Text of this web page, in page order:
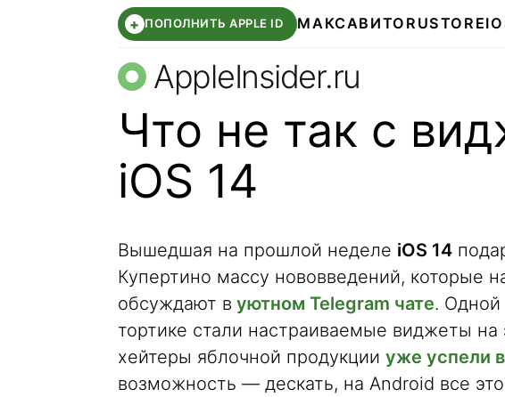
+ ПОПОЛНИТЬ APPLE ID МАКСАВИТО RUSTORE
AppleInsider.ru
Что не так с
iOS 14
Вышедшая на прошлой неделе iOS 14
Купертино массу нововведений, которые
обсуждают в уютном Telegram чате. Одной
тортике стали настраиваемые виджеты
хейтеры яблочной продукции уже успели
возможность — дескать, на Android все